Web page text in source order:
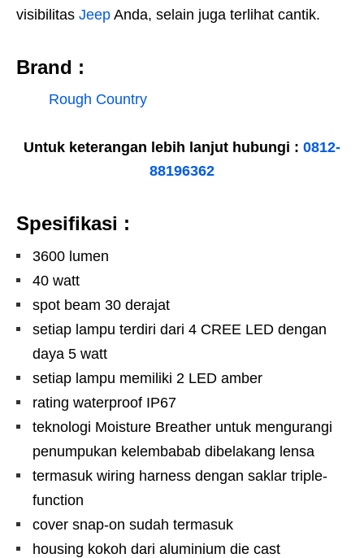
visibilitas Jeep Anda, selain juga terlihat cantik.
Brand :
Rough Country
Untuk keterangan lebih lanjut hubungi : 0812-
88196362
Spesifikasi :
3600 lumen
40 watt
spot beam 30 derajat
setiap lampu terdiri dari 4 CREE LED dengan
daya 5 watt
setiap lampu memiliki 2 LED amber
rating waterproof IP67
teknologi Moisture Breather untuk mengurangi
penumpukan kelembabab dibelakang lensa
termasuk wiring harness dengan saklar triple-
function
cover snap-on sudah termasuk
housing kokoh dari aluminium die cast